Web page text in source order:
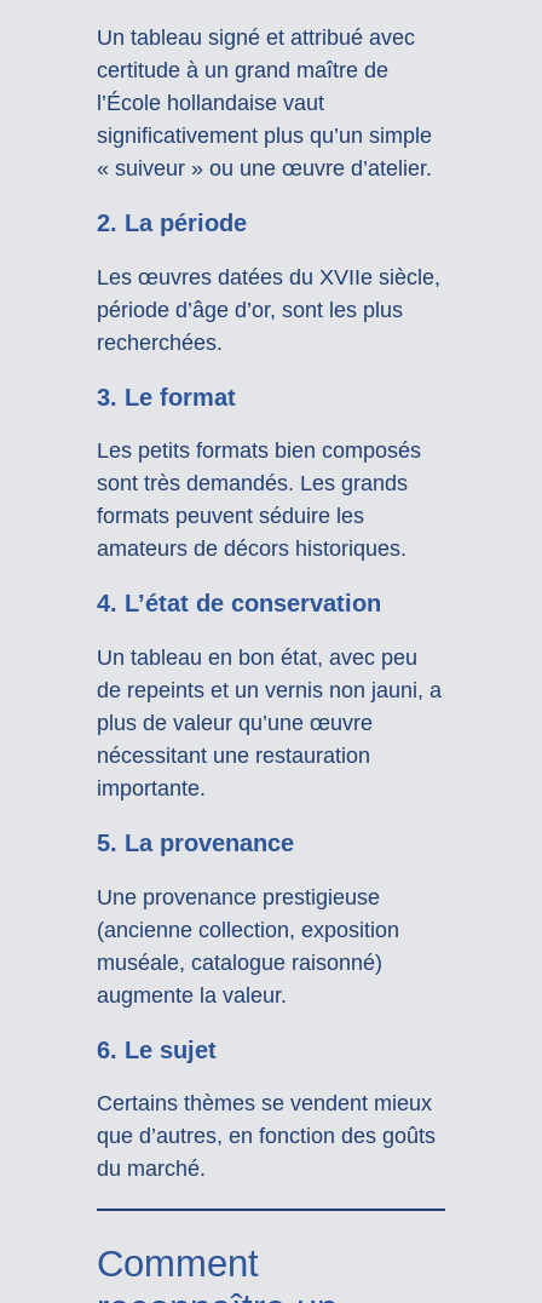
Un tableau signé et attribué avec
certitude à un grand maître de
l’École hollandaise vaut
significativement plus qu’un simple
« suiveur » ou une œuvre d’atelier.
2. La période
Les œuvres datées du XVIIe siècle,
période d’âge d’or, sont les plus
recherchées.
3. Le format
Les petits formats bien composés
sont très demandés. Les grands
formats peuvent séduire les
amateurs de décors historiques.
4. L’état de conservation
Un tableau en bon état, avec peu
de repeints et un vernis non jauni, a
plus de valeur qu’une œuvre
nécessitant une restauration
importante.
5. La provenance
Une provenance prestigieuse
(ancienne collection, exposition
muséale, catalogue raisonné)
augmente la valeur.
6. Le sujet
Certains thèmes se vendent mieux
que d’autres, en fonction des goûts
du marché.
Comment